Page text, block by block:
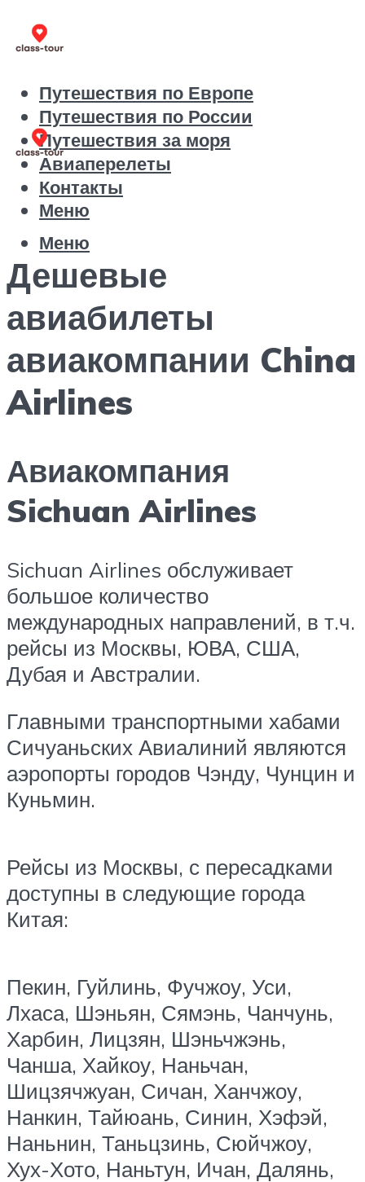
Путешествия по Европе
Путешествия по России
Путешествия за моря
Авиаперелеты
Контакты
Меню
Меню
Дешевые
авиабилеты
авиакомпании China
Airlines
Авиакомпания
Sichuan Airlines
Sichuan Airlines обслуживает
большое количество
международных направлений, в т.ч.
рейсы из Москвы, ЮВА, США,
Дубая и Австралии.
Главными транспортными хабами
Сичуаньских Авиалиний являются
аэропорты городов Чэнду, Чунцин и
Куньмин.
Рейсы из Москвы, с пересадками
доступны в следующие города
Китая:
Пекин, Гуйлинь, Фучжоу, Уси,
Лхаса, Шэньян, Сямэнь, Чанчунь,
Харбин, Лицзян, Шэньчжэнь,
Чанша, Хайкоу, Наньчан,
Шицзячжуан, Сичан, Ханчжоу,
Нанкин, Тайюань, Синин, Хэфэй,
Наньнин, Таньцзинь, Сюйчжоу,
Хух-Хото, Наньтун, Ичан, Далянь,